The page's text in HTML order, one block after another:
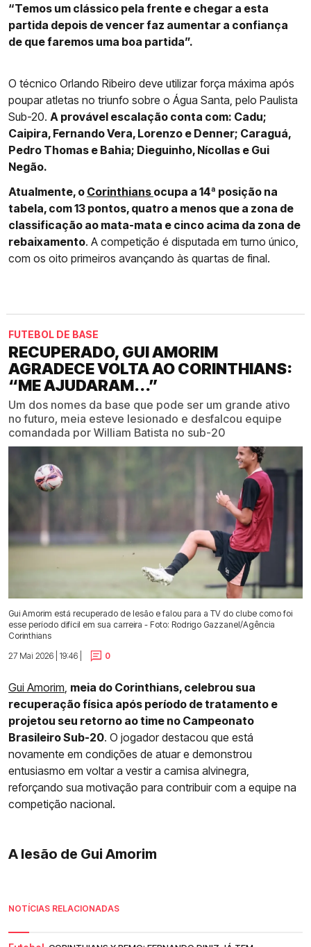
“Temos um clássico pela frente e chegar a esta
partida depois de vencer faz aumentar a confiança
de que faremos uma boa partida”.
O técnico Orlando Ribeiro deve utilizar força máxima após
poupar atletas no triunfo sobre o Água Santa, pelo Paulista
Sub-20. A provável escalação conta com: Cadu;
Caipira, Fernando Vera, Lorenzo e Denner; Caraguá,
Pedro Thomas e Bahia; Dieguinho, Nícollas e Gui
Negão.
Atualmente, o Corinthians ocupa a 14ª posição na
tabela, com 13 pontos, quatro a menos que a zona de
classificação ao mata-mata e cinco acima da zona de
rebaixamento. A competição é disputada em turno único,
com os oito primeiros avançando às quartas de final.
FUTEBOL DE BASE
RECUPERADO, GUI AMORIM
AGRADECE VOLTA AO CORINTHIANS:
“ME AJUDARAM...”
Um dos nomes da base que pode ser um grande ativo
no futuro, meia esteve lesionado e desfalcou equipe
comandada por William Batista no sub-20
Gui Amorim está recuperado de lesão e falou para a TV do clube como foi
esse período difícil em sua carreira - Foto: Rodrigo Gazzanel/Agência
Corinthians
27 Mai 2026 | 19:46 |
0
Gui Amorim, meia do Corinthians, celebrou sua
recuperação física após período de tratamento e
projetou seu retorno ao time no Campeonato
Brasileiro Sub-20. O jogador destacou que está
novamente em condições de atuar e demonstrou
entusiasmo em voltar a vestir a camisa alvinegra,
reforçando sua motivação para contribuir com a equipe na
competição nacional.
A lesão de Gui Amorim
NOTÍCIAS RELACIONADAS